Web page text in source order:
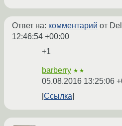
Ответ на: комментарий от
12:46:54 +00:00
+1
barberry ★★
05.08.2016 13:25:06
Ссылка